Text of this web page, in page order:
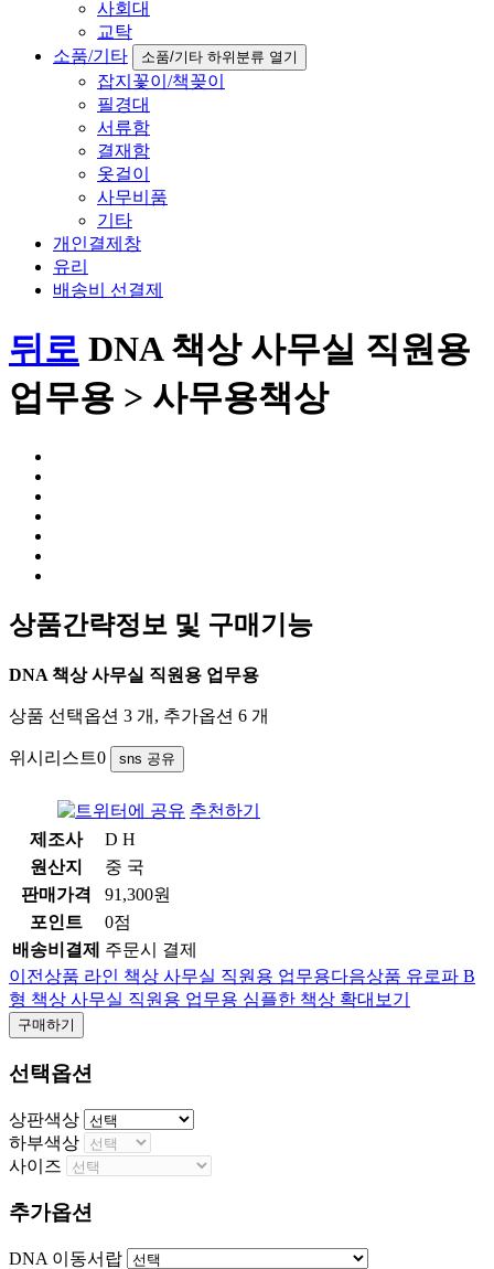
사회대
교탁
소품/기타
소품/기타 하위분류 열기
잡지꽃이/책꽂이
필경대
서류함
결재함
옷걸이
사무비품
기타
개인결제창
유리
배송비 선결제
뒤로 DNA 책상 사무실 직원용
업무용 > 사무용책상
상품간략정보 및 구매기능
DNA 책상 사무실 직원용 업무용
상품 선택옵션 3 개, 추가옵션 6 개
위시리스트0 sns 공유
추천하기
제조사
D H
원산지
중 국
판매가격
91,300원
포인트
0점
배송비결제
주문시 결제
이전상품 라인 책상 사무실 직원용 업무용다음상품 유로파 B
형 책상 사무실 직원용 업무용 심플한 책상 확대보기
구매하기
선택옵션
상판색상
하부색상
사이즈
추가옵션
DNA 이동서랍